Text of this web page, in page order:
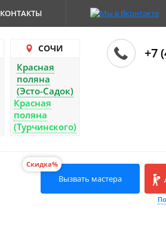
КОНТАКТЫ
СОЧИ
Красная
поляна
(Эсто-Садок)
Красная
поляна
(Турчинского)
+7
Скидка%
Вызвать мастера